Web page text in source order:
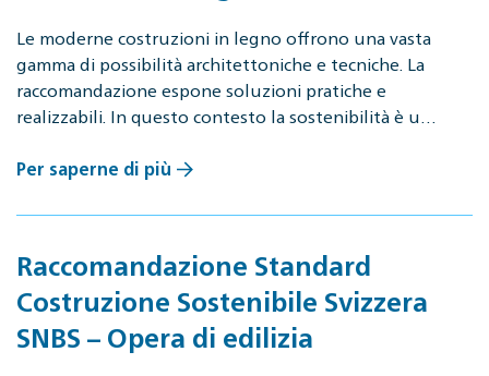
Le moderne costruzioni in legno offrono una vasta
gamma di possibilità architettoniche e tecniche. La
raccomandazione espone soluzioni pratiche e
realizzabili. In questo contesto la sostenibilità è u…
Per saperne di più
Raccomandazione Standard
Costruzione Sostenibile Svizzera
SNBS – Opera di edilizia